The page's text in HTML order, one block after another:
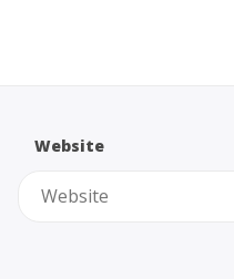
Website